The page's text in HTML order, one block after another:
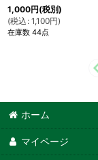
1,000円(税別)
(税込 : 1,100円)
在庫数 44点
ホーム
マイページ